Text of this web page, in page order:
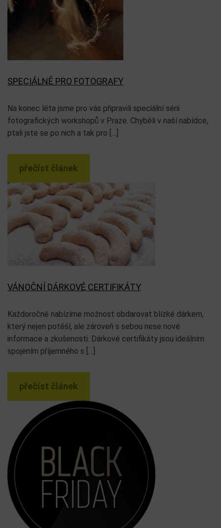
SPECIÁLNĚ PRO FOTOGRAFY
Na konec léta jsme pro vás připravili speciální sérii
fotografických workshopů v Praze. Chyběli v naší nabídce,
ptali jste se po nich a tak pro […]
přečíst článek
VÁNOČNÍ DÁRKOVÉ CERTIFIKÁTY
Každoročně nabízíme možnost obdarovat blízké dárkem,
který nejen potěší, ale zároveň s sebou nese nové
informace a zkušenosti. Dárkové certifikáty jsou ideálním
spojením příjemného s […]
přečíst článek